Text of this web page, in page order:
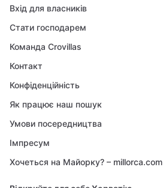
Вхід для власників
Стати господарем
Команда Crovillas
Контакт
Конфіденційність
Як працює наш пошук
Умови посередництва
Імпресум
Хочеться на Майорку? – millorca.com